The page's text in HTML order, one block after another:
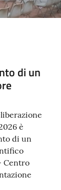
di un
è
di un
Centro